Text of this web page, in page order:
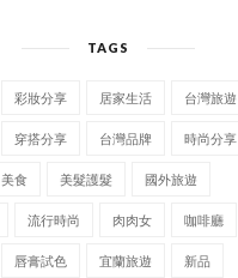
TAGS
彩妝分享 居家生活 台灣旅遊
穿搭分享 台灣品牌 時尚分享
美食 美髮護髮 國外旅遊
流行時尚 肉肉女 咖啡廳
唇膏試色 宜蘭旅遊 新品